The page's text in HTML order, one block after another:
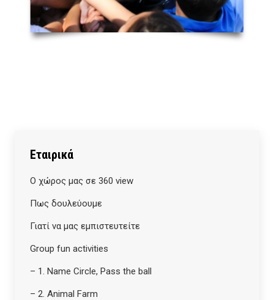
Εταιρικά
Ο χώρος μας σε 360 view
Πως δουλεύουμε
Γιατί να μας εμπιστευτείτε
Group fun activities
– 1. Name Circle, Pass the ball
– 2. Animal Farm